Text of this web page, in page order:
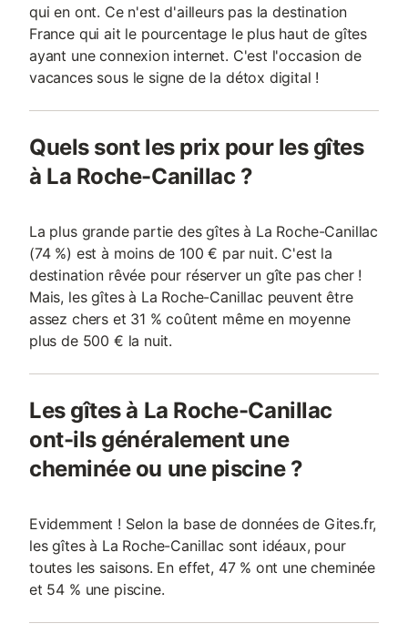
qui en ont. Ce n'est d'ailleurs pas la destination
France qui ait le pourcentage le plus haut de gîtes
ayant une connexion internet. C'est l'occasion de
vacances sous le signe de la détox digital !
Quels sont les prix pour les gîtes
à La Roche-Canillac ?
La plus grande partie des gîtes à La Roche-Canillac
(74 %) est à moins de 100 € par nuit. C'est la
destination rêvée pour réserver un gîte pas cher !
Mais, les gîtes à La Roche-Canillac peuvent être
assez chers et 31 % coûtent même en moyenne
plus de 500 € la nuit.
Les gîtes à La Roche-Canillac
ont-ils généralement une
cheminée ou une piscine ?
Evidemment ! Selon la base de données de Gites.fr,
les gîtes à La Roche-Canillac sont idéaux, pour
toutes les saisons. En effet, 47 % ont une cheminée
et 54 % une piscine.